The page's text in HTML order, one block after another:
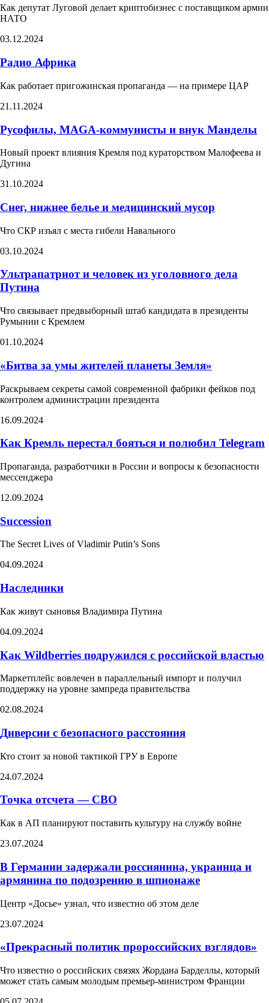
Как депутат Луговой делает криптобизнес с поставщиком армии
НАТО​
03.12.2024
Радио Африка
Как работает пригожинская пропаганда — на примере ЦАР
21.11.2024
Русофилы, MAGA-коммунисты и внук Манделы
Новый проект влияния Кремля под кураторством Малофеева и
Дугина
31.10.2024
Снег, нижнее белье и медицинский мусор
Что СКР изъял с места гибели Навального
03.10.2024
Ультрапатриот и человек из уголовного дела
Путина​
Что связывает предвыборный штаб кандидата в президенты
Румынии с Кремлем ​
01.10.2024
«Битва за умы жителей планеты Земля»​
Раскрываем секреты самой современной фабрики фейков под
контролем администрации президента
16.09.2024
Как Кремль перестал бояться и полюбил Telegram
Пропаганда, разработчики в России и вопросы к безопасности
мессенджера
12.09.2024
Succession
The Secret Lives of Vladimir Putin’s Sons​
04.09.2024
Наследники
Как живут сыновья Владимира Путина
04.09.2024
Как Wildberries подружился с российской властью
Маркетплейс вовлечен в параллельный импорт и получил
поддержку на уровне зампреда правительства
02.08.2024
Диверсии с безопасного расстояния
Кто стоит за новой тактикой ГРУ в Европе
24.07.2024
Точка отсчета — СВО
Как в АП планируют поставить культуру на службу войне
23.07.2024
В Германии задержали россиянина, украинца и
армянина по подозрению в шпионаже
Центр «Досье» узнал, что известно об этом деле
23.07.2024
«Прекрасный политик пророссийских взглядов»​
Что известно о российских связях Жордана Барделлы, который
может стать самым молодым премьер-министром Франции